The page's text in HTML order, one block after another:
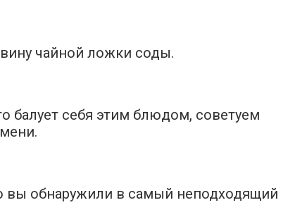
чайной ложки соды.
балует себя этим блюдом, советуем
вы обнаружили в самый неподходящий